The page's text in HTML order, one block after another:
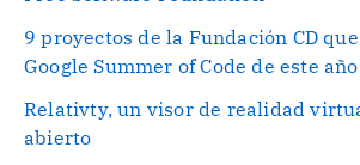
9 proyectos de la Fundación CD
Google Summer of Code de este año
Relativty, ‍un visor de realidad
abierto